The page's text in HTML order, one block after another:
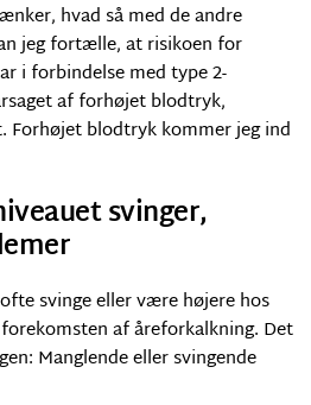
hvad så med de andre
jeg fortælle, at risikoen for
i forbindelse med type 2-
af forhøjet blodtryk,
Forhøjet blodtryk kommer jeg ind
svinger,
svinge eller være højere hos
af åreforkalkning. Det
Manglende eller svingende